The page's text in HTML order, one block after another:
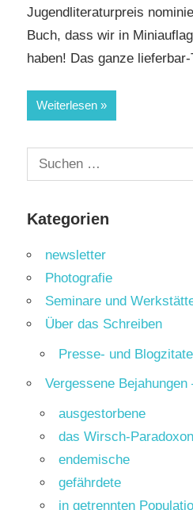
Jugendliteraturpreis
Buch, dass wir in
haben! Das ganze lieferbar-
Weiterlesen
Suchen
nach:
Kategorien
newsletter
Photografie
Seminare und
Über das Schreiben
Presse- und
Vergessene
ausgestorbene
das Wirsch-Paradoxon
endemische
gefährdete
in getrennten